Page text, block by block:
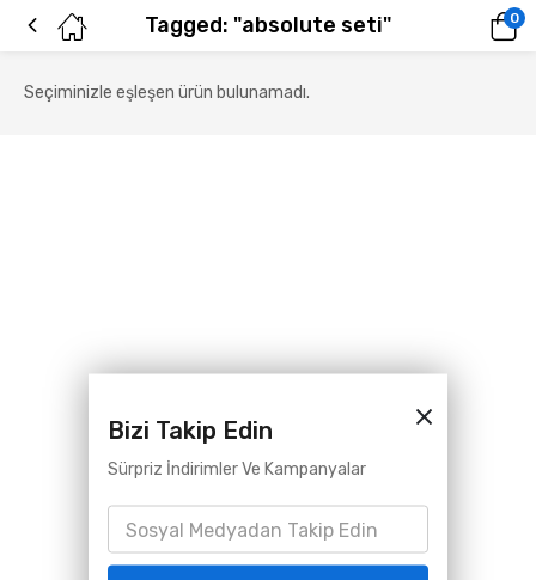
Tagged: "absolute seti" 0
Seçiminizle eşleşen ürün bulunamadı.
Bizi Takip Edin
Sürpriz İndirimler Ve Kampanyalar